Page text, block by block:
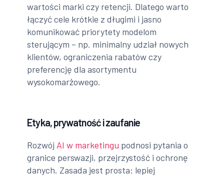
wartości marki czy retencji. Dlatego warto
łączyć cele krótkie z długimi i jasno
komunikować priorytety modelom
sterującym – np. minimalny udział nowych
klientów, ograniczenia rabatów czy
preferencję dla asortymentu
wysokomarżowego.
Etyka, prywatność i zaufanie
Rozwój AI w marketingu podnosi pytania o
granice perswazji, przejrzystość i ochronę
danych. Zasada jest prosta: lepiej